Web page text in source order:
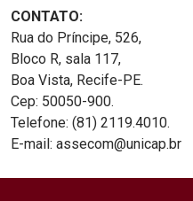
CONTATO:
Rua do Príncipe, 526,
Bloco R, sala 117,
Boa Vista, Recife-PE.
Cep: 50050-900.
Telefone: (81) 2119.4010.
E-mail: assecom@unicap.br